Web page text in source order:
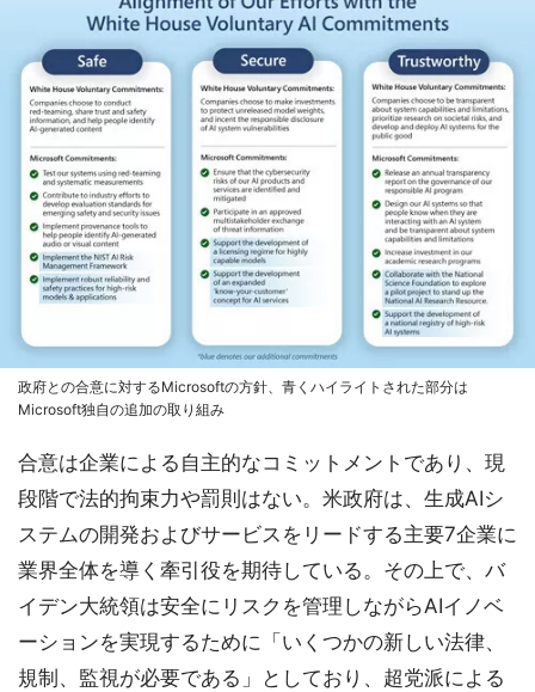
政府との合意に対するMicrosoftの方針、青くハイライトされた部分は
Microsoft独自の追加の取り組み
合意は企業による自主的なコミットメントであり、現
段階で法的拘束力や罰則はない。米政府は、生成AIシ
ステムの開発およびサービスをリードする主要7企業に
業界全体を導く牽引役を期待している。その上で、バ
イデン大統領は安全にリスクを管理しながらAIイノベ
ーションを実現するために「いくつかの新しい法律、
規制、監視が必要である」としており、超党派による